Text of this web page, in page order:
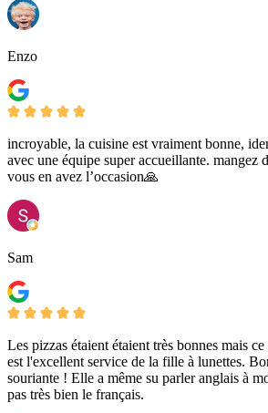
Enzo
incroyable, la cuisine est vraiment bonne,
avec une équipe super accueillante. mangez
vous en avez l’occasion🙏
Sam
Les pizzas étaient étaient très bonnes mais
est l'excellent service de la fille à lunettes.
souriante ! Elle a même su parler anglais à
pas très bien le français.